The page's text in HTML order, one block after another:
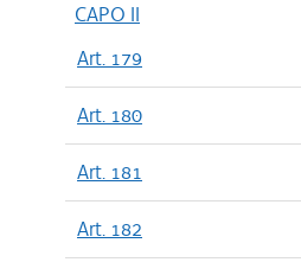
CAPO II
Art. 179
Art. 180
Art. 181
Art. 182